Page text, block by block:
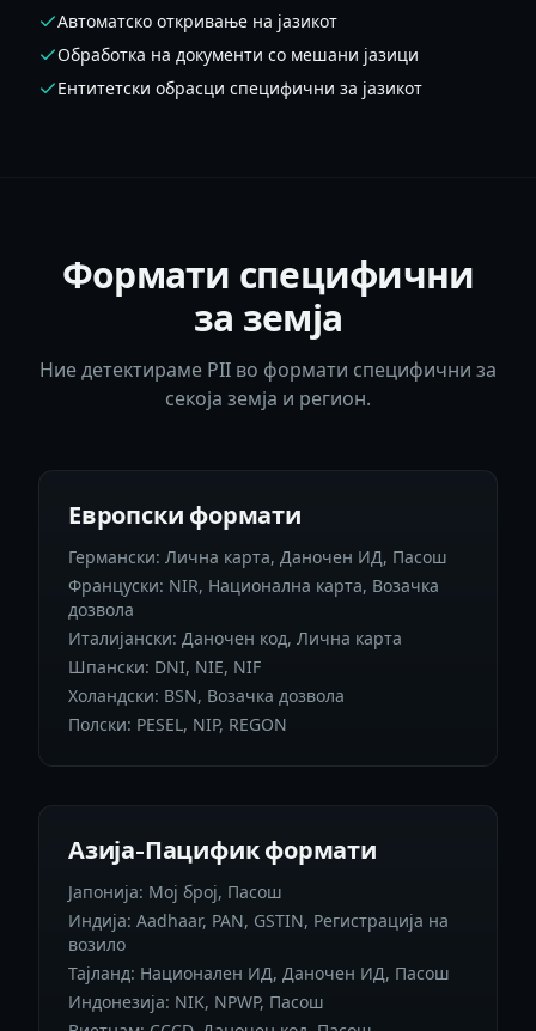
Автоматско откривање на јазикот
Обработка на документи со мешани јазици
Ентитетски обрасци специфични за јазикот
Формати специфични
за земја
Ние детектираме PII во формати специфични за
секоја земја и регион.
Европски формати
Германски: Лична карта, Даночен ИД, Пасош
Француски: NIR, Национална карта, Возачка
дозвола
Италијански: Даночен код, Лична карта
Шпански: DNI, NIE, NIF
Холандски: BSN, Возачка дозвола
Полски: PESEL, NIP, REGON
Азија-Пацифик формати
Јапонија: Мој број, Пасош
Индија: Aadhaar, PAN, GSTIN, Регистрација на
возило
Тајланд: Национален ИД, Даночен ИД, Пасош
Индонезија: NIK, NPWP, Пасош